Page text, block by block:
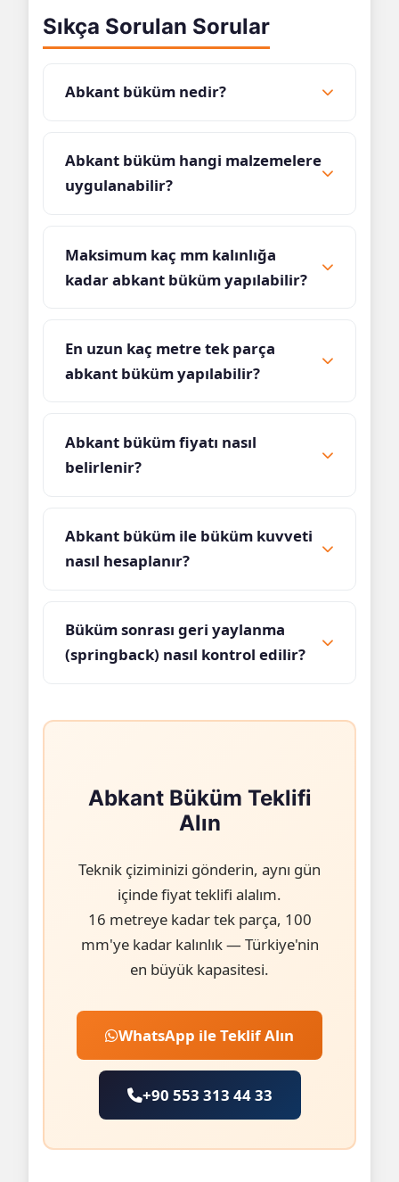
Sıkça Sorulan Sorular
Abkant büküm nedir?
Abkant büküm hangi malzemelere
uygulanabilir?
Maksimum kaç mm kalınlığa
kadar abkant büküm yapılabilir?
En uzun kaç metre tek parça
abkant büküm yapılabilir?
Abkant büküm fiyatı nasıl
belirlenir?
Abkant büküm ile büküm kuvveti
nasıl hesaplanır?
Büküm sonrası geri yaylanma
(springback) nasıl kontrol edilir?
Abkant Büküm Teklifi
Alın
Teknik çiziminizi gönderin, aynı gün
içinde fiyat teklifi alalım.
16 metreye kadar tek parça, 100
mm'ye kadar kalınlık — Türkiye'nin
en büyük kapasitesi.
WhatsApp ile Teklif Alın
+90 553 313 44 33